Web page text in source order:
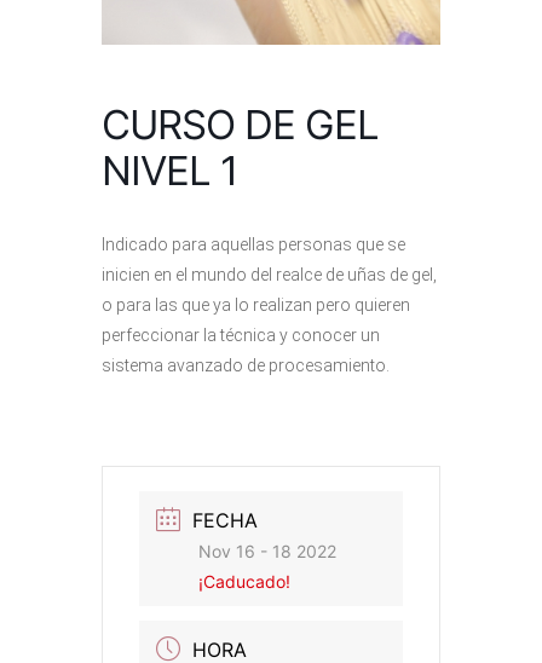
CURSO DE GEL
NIVEL 1
Indicado para aquellas personas que se
inicien en el mundo del realce de uñas de gel,
o para las que ya lo realizan pero quieren
perfeccionar la técnica y conocer un
sistema avanzado de procesamiento.
FECHA
Nov 16 - 18 2022
¡Caducado!
HORA